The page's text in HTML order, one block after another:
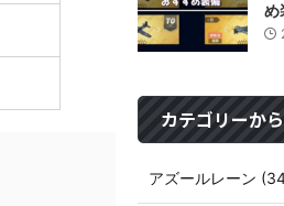
め
カテゴリーか
アズールレーン